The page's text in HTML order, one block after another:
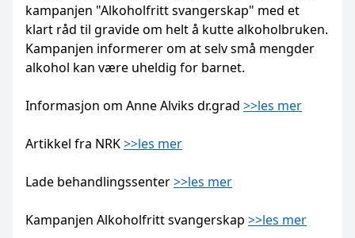
kampanjen "Alkoholfritt svangerskap" med et
klart råd til gravide om helt å kutte alkoholbruken.
Kampanjen informerer om at selv små mengder
alkohol kan være uheldig for barnet.
Informasjon om Anne Alviks dr.grad >>les mer
Artikkel fra NRK>>les mer
Lade behandlingssenter>>les mer
Kampanjen Alkoholfritt svangerskap >>les mer